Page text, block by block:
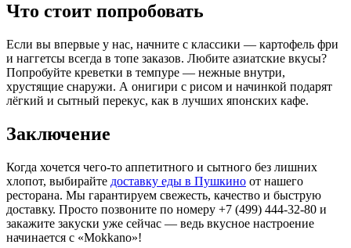
Что стоит попробовать
Если вы впервые у нас, начните с классики — картофель фри
и наггетсы всегда в топе заказов. Любите азиатские вкусы?
Попробуйте креветки в темпуре — нежные внутри,
хрустящие снаружи. А онигири с рисом и начинкой подарят
лёгкий и сытный перекус, как в лучших японских кафе.
Заключение
Когда хочется чего-то аппетитного и сытного без лишних
хлопот, выбирайте доставку еды в Пушкино от нашего
ресторана. Мы гарантируем свежесть, качество и быструю
доставку. Просто позвоните по номеру +7 (499) 444-32-80 и
закажите закуски уже сейчас — ведь вкусное настроение
начинается с «Mokkano»!